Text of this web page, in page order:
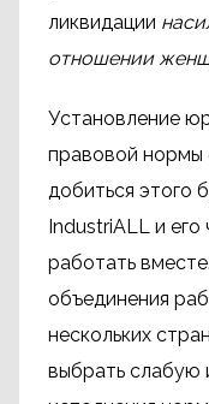
ликвидации
отношении
Установление
правовой нормы
добиться этого
IndustriALL и
работать
объединения
нескольких
выбрать слабую